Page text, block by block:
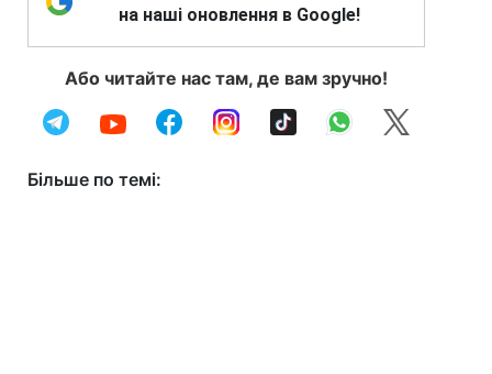
на наші оновлення в Google!
Або читайте нас там, де вам зручно!
Більше по темі: